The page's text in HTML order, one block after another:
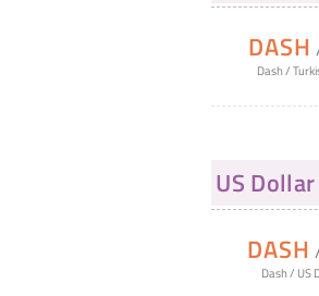
DASH
Dash/
US Dollar
DASH
Dash/ US